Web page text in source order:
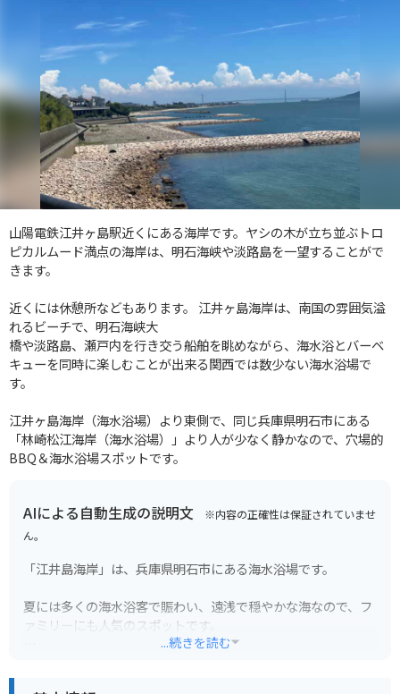
山陽電鉄江井ヶ島駅近くにある海岸です。ヤシの木が立ち並ぶトロ
ピカルムード満点の海岸は、明石海峡や淡路島を一望することがで
きます。
近くには休憩所などもあります。 江井ヶ島海岸は、南国の雰囲気溢
れるビーチで、明石海峡大
橋や淡路島、瀬戸内を行き交う船舶を眺めながら、海水浴とバーベ
キューを同時に楽しむことが出来る関西では数少ない海水浴場で
す。
江井ヶ島海岸（海水浴場）より東側で、同じ兵庫県明石市にある
「林崎松江海岸（海水浴場）」より人が少なく静かなので、穴場的
BBQ＆海水浴場スポットです。
AIによる自動生成の説明文 ※内容の正確性は保証されていませ
ん。
「江井島海岸」は、兵庫県明石市にある海水浴場です。
夏には多くの海水浴客で賑わい、遠浅で穏やかな海なので、フ
ァミリーにも人気のスポットです。
...続きを読む